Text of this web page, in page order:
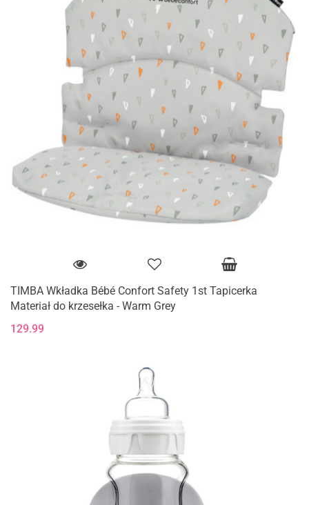
TIMBA Wkładka Bébé Confort Safety 1st Tapicerka
Materiał do krzesełka - Warm Grey
129.99